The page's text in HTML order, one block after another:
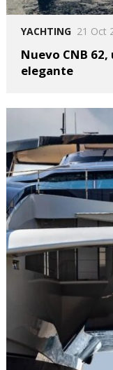
YACHTING 21 Oct
Nuevo CNB
elegante